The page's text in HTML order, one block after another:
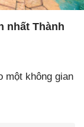
nhất Thành
một không gian